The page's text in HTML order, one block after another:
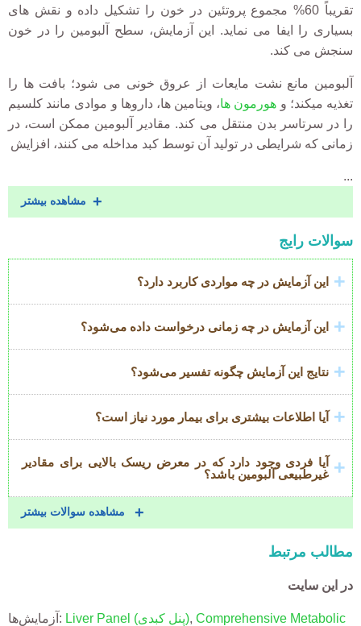
تقریباً 60% مجموع پروتئین در خون را تشکیل داده و نقش های
بسیاری را ایفا می نماید. این آزمایش، سطح آلبومین را در خون
سنجش می کند.
آلبومین مانع نشت مایعات از عروق خونی می شود؛ بافت ها را
تغذیه میکند؛ و هورمون ها، ویتامین ها، داروها و موادی مانند کلسیم
را در سرتاسر بدن منتقل می کند. مقادیر آلبومین ممکن است، در
زمانی که شرایطی در تولید آن توسط کبد مداخله می کنند، افزایش
...
مشاهده بیشتر
Accordion
Title
سوالات رایج
این آزمایش در چه مواردی کاربرد دارد؟
این آزمایش در چه زمانی درخواست داده می‌شود؟
نتایج این آزمایش چگونه تفسیر می‌شود؟
آیا اطلاعات بیشتری برای بیمار مورد نیاز است؟
آیا فردی وجود دارد که در معرض ریسک بالایی برای مقادیر
غیرطبیعی آلبومین باشد؟
مشاهده سوالات بیشتر
مطالب مرتبط
در این سایت
آزمایش‌ها: Liver Panel (پنل کبدی), Comprehensive Metabolic